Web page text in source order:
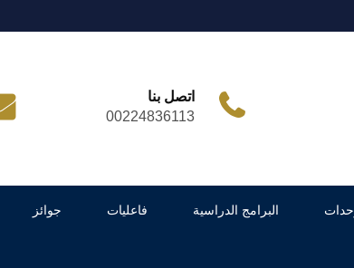
اتصل بنا
00224836113
البرامج الدراسية فاعليات جوائز